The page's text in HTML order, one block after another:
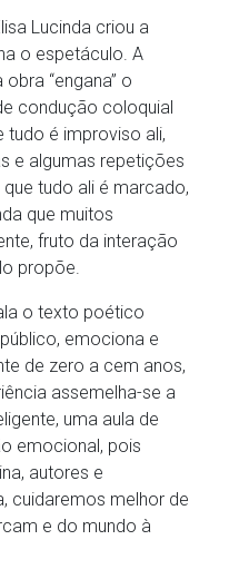
Lucinda criou a
o espetáculo. A
“engana” o
condução coloquial
tudo é improviso ali,
e algumas repetições
tudo ali é marcado,
que muitos
fruto da interação
propõe.
o texto poético
emociona e
de zero a cem anos,
assemelha-se a
uma aula de
emocional, pois
autores e
cuidaremos melhor de
e do mundo à